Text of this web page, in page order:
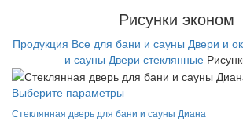
Рисунки эконом
Продукция Все для бани и сауны Двери и
и сауны Двери стеклянные
Выберите параметры
Стеклянная дверь для бани и сауны Диана